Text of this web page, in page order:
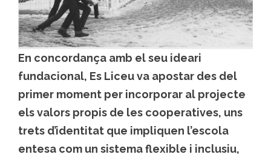
En concordança amb el seu ideari
fundacional, Es Liceu va apostar des del
primer moment per incorporar al projecte
els valors propis de les cooperatives, uns
trets d’identitat que impliquen l’escola
entesa com un sistema flexible i inclusiu,